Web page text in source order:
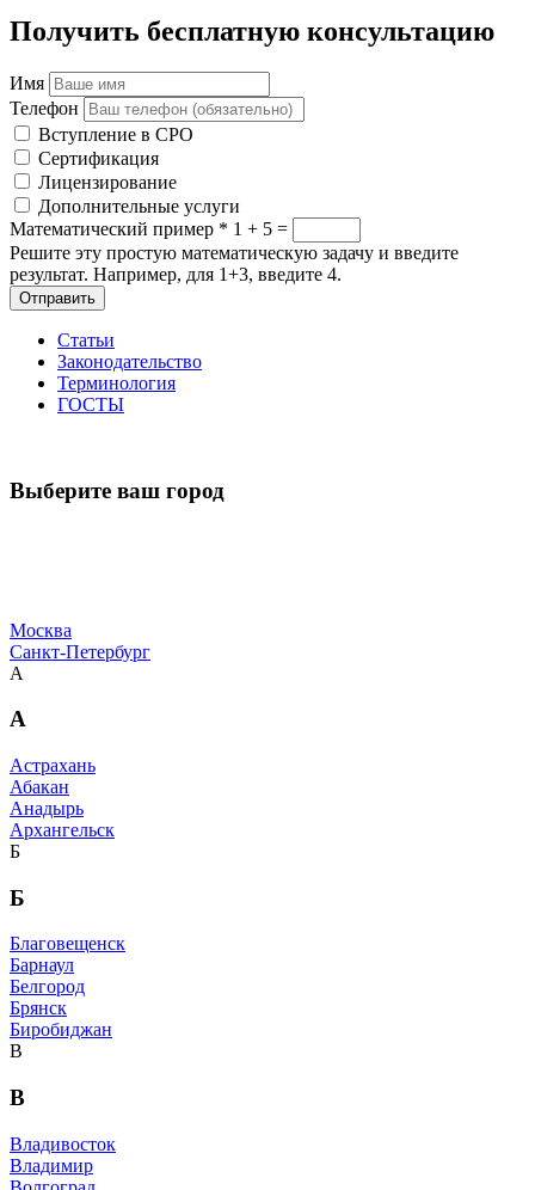
Получить бесплатную консультацию
Имя
Телефон
Вступление в СРО
Сертификация
Лицензирование
Дополнительные услуги
Математический пример * 1 + 5 =
Решите эту простую математическую задачу и введите
результат. Например, для 1+3, введите 4.
Отправить
Статьи
Законодательство
Терминология
ГОСТЫ
Выберите ваш город
Москва
Санкт-Петербург
А
А
Астрахань
Абакан
Анадырь
Архангельск
Б
Б
Благовещенск
Барнаул
Белгород
Брянск
Биробиджан
В
В
Владивосток
Владимир